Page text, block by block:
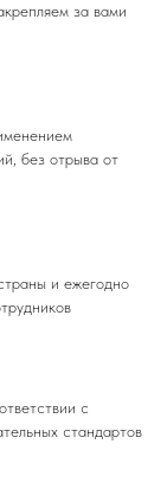
за вами
без отрыва от
и ежегодно
с
стандартов